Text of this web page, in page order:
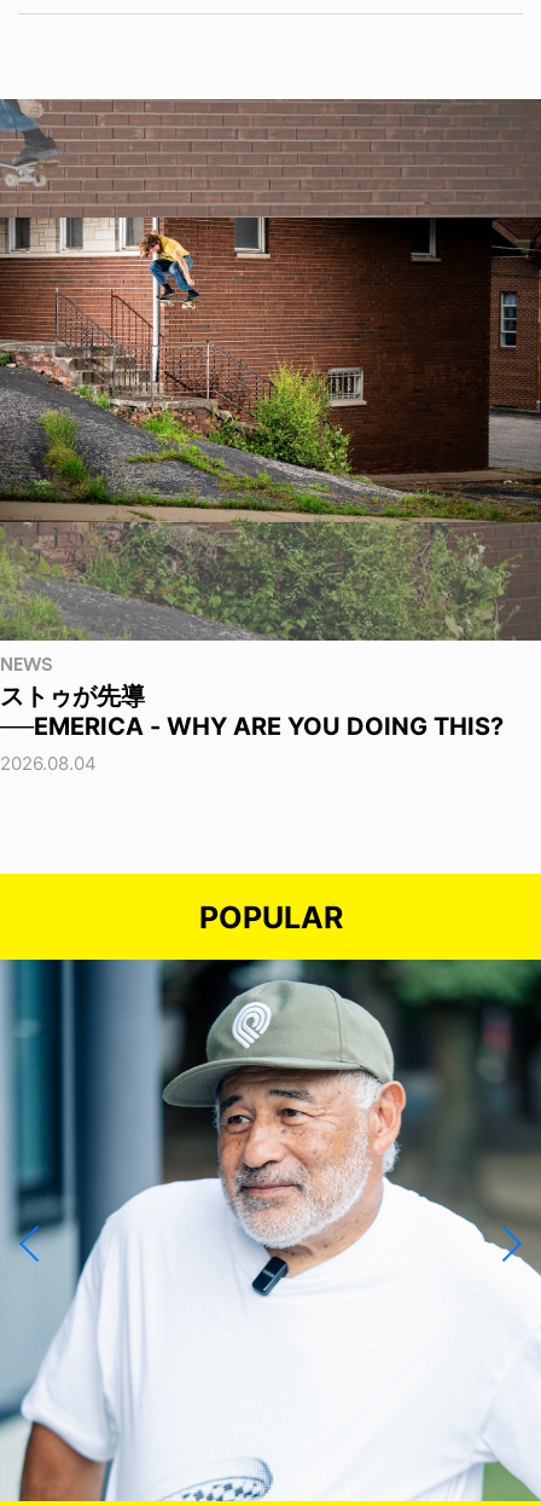
NEWS
ストゥが先導
──EMERICA - WHY ARE YOU DOING THIS?
2026.08.04
POPULAR